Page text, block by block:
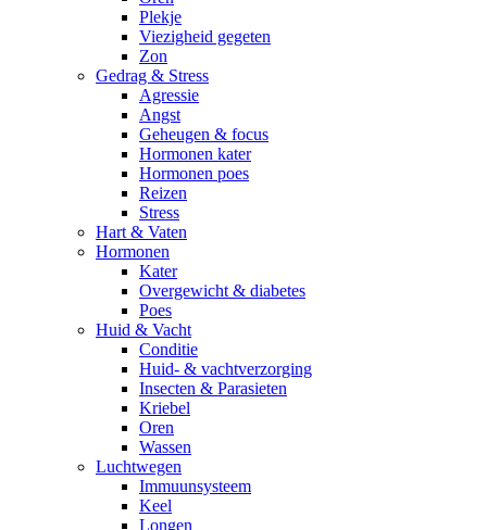
Plekje
Viezigheid gegeten
Zon
Gedrag & Stress
Agressie
Angst
Geheugen & focus
Hormonen kater
Hormonen poes
Reizen
Stress
Hart & Vaten
Hormonen
Kater
Overgewicht & diabetes
Poes
Huid & Vacht
Conditie
Huid- & vachtverzorging
Insecten & Parasieten
Kriebel
Oren
Wassen
Luchtwegen
Immuunsysteem
Keel
Longen